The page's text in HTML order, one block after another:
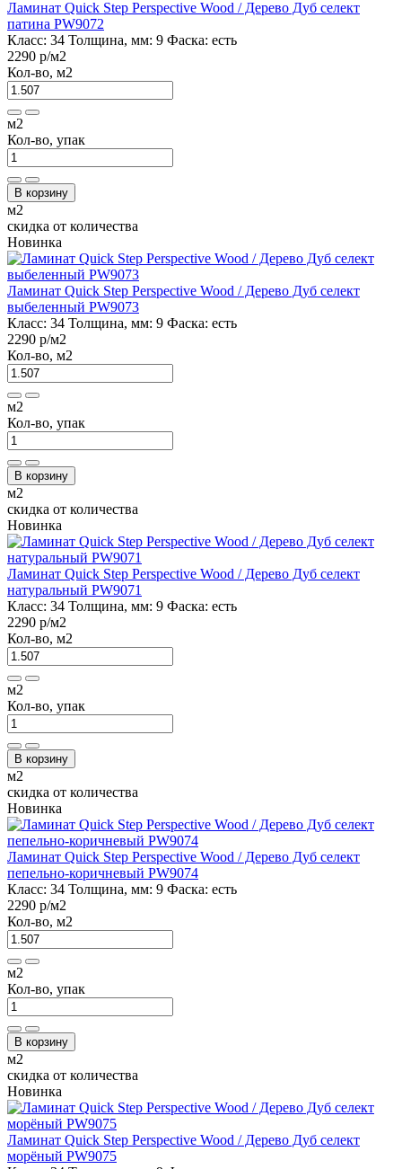
Ламинат Quick Step Perspective Wood / Дерево Дуб селект
патина PW9072
Класс: 34 Толщина, мм: 9 Фаска: есть
2290 р/м2
Кол-во, м2
м2
Кол-во, упак
В корзину
м2
скидка от количества
Новинка
Ламинат Quick Step Perspective Wood / Дерево Дуб селект
выбеленный PW9073
Класс: 34 Толщина, мм: 9 Фаска: есть
2290 р/м2
Кол-во, м2
м2
Кол-во, упак
В корзину
м2
скидка от количества
Новинка
Ламинат Quick Step Perspective Wood / Дерево Дуб селект
натуральный PW9071
Класс: 34 Толщина, мм: 9 Фаска: есть
2290 р/м2
Кол-во, м2
м2
Кол-во, упак
В корзину
м2
скидка от количества
Новинка
Ламинат Quick Step Perspective Wood / Дерево Дуб селект
пепельно-коричневый PW9074
Класс: 34 Толщина, мм: 9 Фаска: есть
2290 р/м2
Кол-во, м2
м2
Кол-во, упак
В корзину
м2
скидка от количества
Новинка
Ламинат Quick Step Perspective Wood / Дерево Дуб селект
морёный PW9075